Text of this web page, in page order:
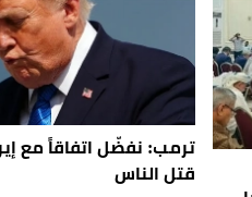
ترمب: نفضّل اتفاقاً مع
قتل الناس